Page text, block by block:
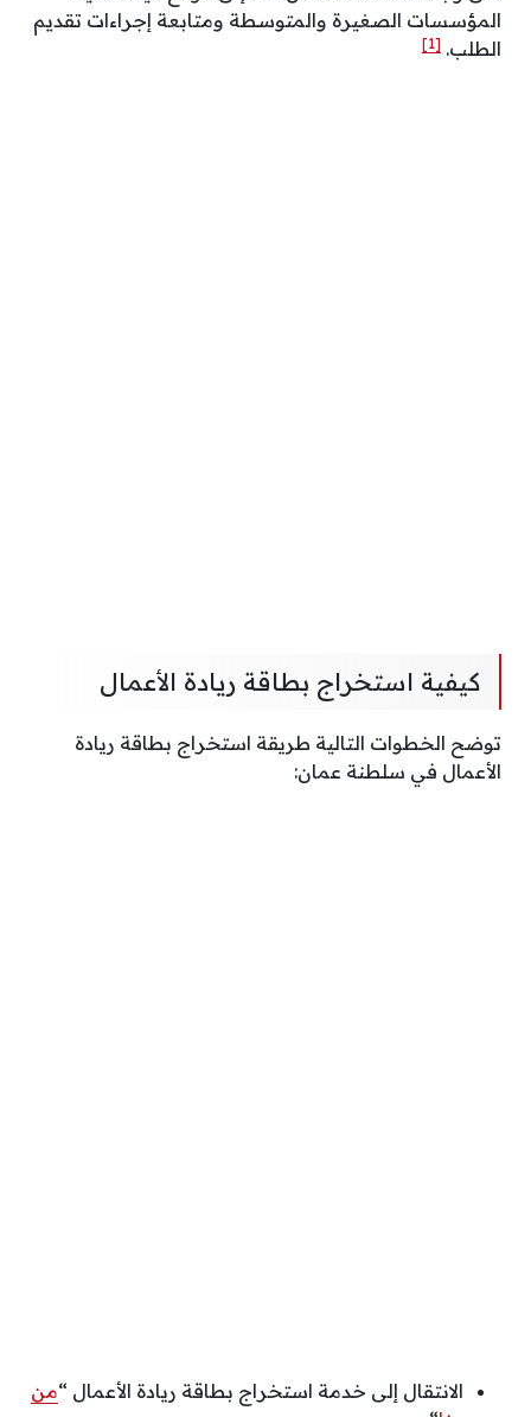
المؤسسات الصغيرة والمتوسطة ومتابعة إجراءات تقديم
الطلب. [1]
كيفية استخراج بطاقة ريادة الأعمال
توضح الخطوات التالية طريقة استخراج بطاقة ريادة
الأعمال في سلطنة عمان:
الانتقال إلى خدمة استخراج بطاقة ريادة الأعمال “من